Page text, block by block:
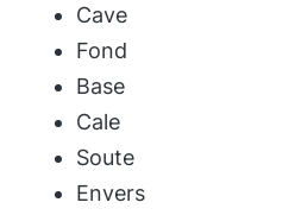
Cave
Fond
Base
Cale
Soute
Envers